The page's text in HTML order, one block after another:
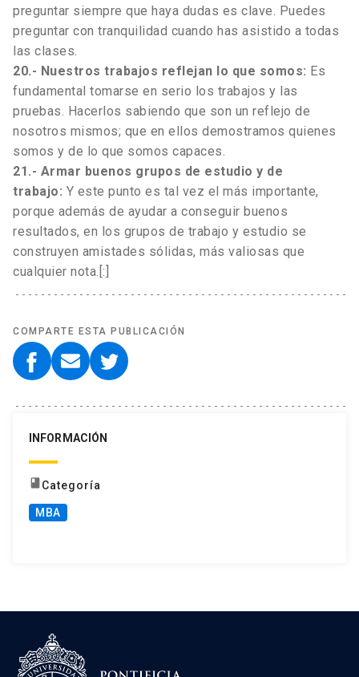
preguntar siempre que haya dudas es clave. Puedes
preguntar con tranquilidad cuando has asistido a todas
las clases.
20.- Nuestros trabajos reflejan lo que somos: Es
fundamental tomarse en serio los trabajos y las
pruebas. Hacerlos sabiendo que son un reflejo de
nosotros mismos; que en ellos demostramos quienes
somos y de lo que somos capaces.
21.- Armar buenos grupos de estudio y de
trabajo: Y este punto es tal vez el más importante,
porque además de ayudar a conseguir buenos
resultados, en los grupos de trabajo y estudio se
construyen amistades sólidas, más valiosas que
cualquier nota.[:]
COMPARTE ESTA PUBLICACIÓN
INFORMACIÓN
book Categoría
MBA